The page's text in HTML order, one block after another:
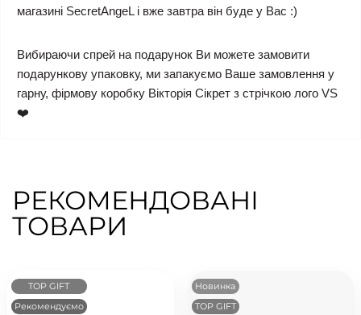
магазині SecretAngeL і вже завтра він буде у Вас :)
Вибираючи спрей на подарунок Ви можете замовити
подарункову упаковку, ми запакуємо Ваше замовлення у
гарну, фірмову коробку Вікторія Сікрет з стрічкою лого VS
❤️
РЕКОМЕНДОВАНІ
ТОВАРИ
TOP GIFT
Рекомендуємо
Новинка
TOP GIFT